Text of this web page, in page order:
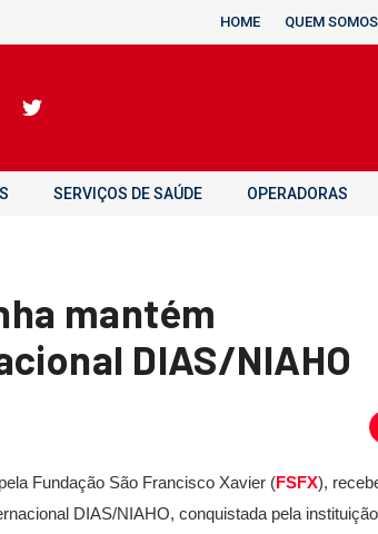
HOME QUEM SOMOS
SERVIÇOS DE SAÚDE OPERADORAS
mantém
DIAS/NIAHO
Fundação São Francisco Xavier (FSFX),
DIAS/NIAHO, conquistada pela